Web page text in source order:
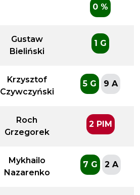
0 %
Gustaw
Bieliński
1 G
Krzysztof
Czywczyński
5 G 9 A
Roch
Grzegorek
2 PIM
Mykhailo
Nazarenko
7 G 2 A